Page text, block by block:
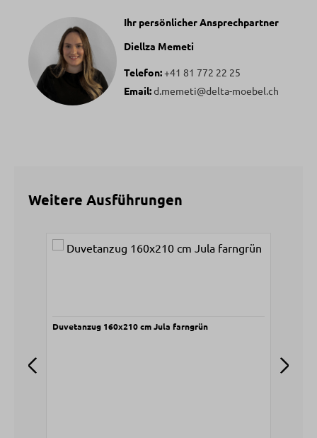
Ihr persönlicher Ansprechpartner
Diellza Memeti
Telefon:+41 81 772 22 25
Email:d.memeti@delta-moebel.ch
Weitere Ausführungen
Produktgalerie überspringen
Duvetanzug 160x210 cm Jula farngrün